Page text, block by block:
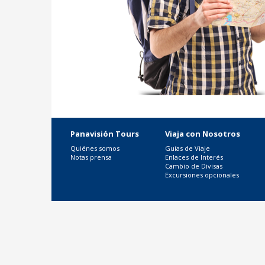
Panavisión Tours
Quiénes somos
Notas prensa
Viaja con Nosotros
Guías de Viaje
Enlaces de Interés
Cambio de Divisas
Excursiones opcionales